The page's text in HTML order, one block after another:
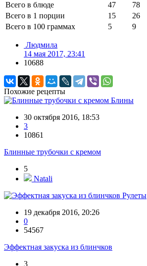
Всего в блюде
47 78
Всего в 1 порции
15 26
Всего в 100 граммах
5 9
Людмила
14 мая 2017, 23:41
10688
Похожие рецепты
Блины
30 октября 2016, 18:53
3
10861
Блинные трубочки с кремом
5
Natali
Рулеты
19 декабря 2016, 20:26
0
54567
Эффектная закуска из блинчков
3